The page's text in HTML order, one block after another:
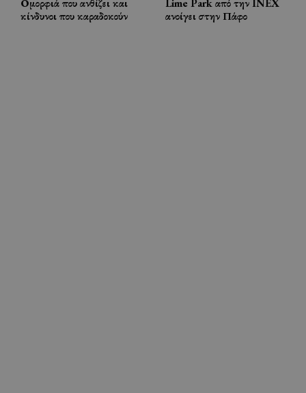
Ομορφιά που ανθίζει και
κίνδυνοι που καραδοκούν
Lime Park από την INEX
ανοίγει στην Πάφο